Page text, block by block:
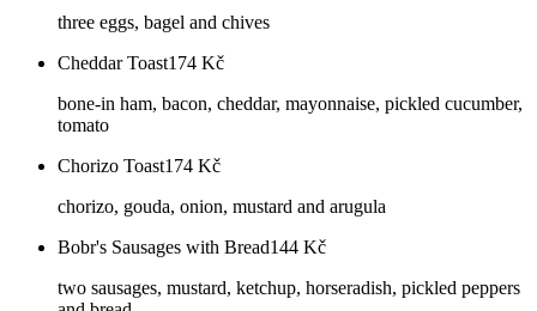
three eggs, bagel and chives
Cheddar Toast174 Kč
bone-in ham, bacon, cheddar, mayonnaise, pickled cucumber,
tomato
Chorizo Toast174 Kč
chorizo, gouda, onion, mustard and arugula
Bobr's Sausages with Bread144 Kč
two sausages, mustard, ketchup, horseradish, pickled peppers